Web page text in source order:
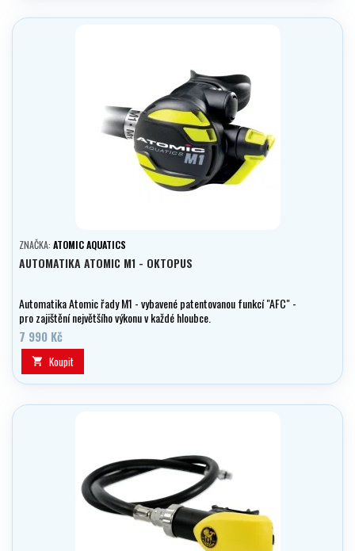
ZNAČKA: ATOMIC AQUATICS
AUTOMATIKA ATOMIC M1 - OKTOPUS
Automatika Atomic řady M1 - vybavené patentovanou funkcí "AFC" -
pro zajištění největšího výkonu v každé hloubce.
7 990 Kč
 Koupit